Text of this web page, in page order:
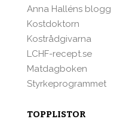
Anna Halléns blogg
Kostdoktorn
Kostrådgivarna
LCHF-recept.se
Matdagboken
Styrkeprogrammet
TOPPLISTOR